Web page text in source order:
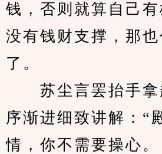
钱，否则就算自己有
没有钱财支撑，那
了。
苏尘言罢抬手拿
序渐进细致讲解：“
情，你不需要操心。